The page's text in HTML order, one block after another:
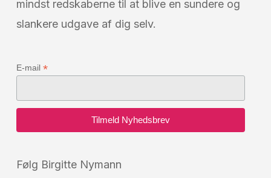
mindst redskaberne til at blive en sundere og
slankere udgave af dig selv.
E-mail *
Følg Birgitte Nymann